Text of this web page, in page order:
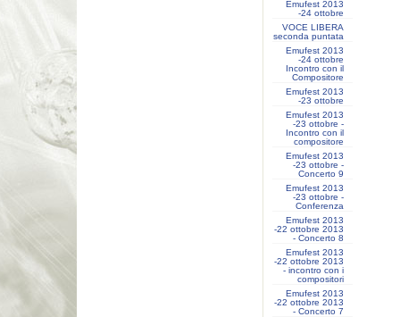
Emufest 2013
-24 ottobre
VOCE LIBERA
seconda puntata
Emufest 2013
-24 ottobre
Incontro con il
Compositore
Emufest 2013
-23 ottobre
Emufest 2013
-23 ottobre -
Incontro con il
compositore
Emufest 2013
-23 ottobre -
Concerto 9
Emufest 2013
-23 ottobre -
Conferenza
Emufest 2013
-22 ottobre 2013
- Concerto 8
Emufest 2013
-22 ottobre 2013
- incontro con i
compositori
Emufest 2013
-22 ottobre 2013
- Concerto 7